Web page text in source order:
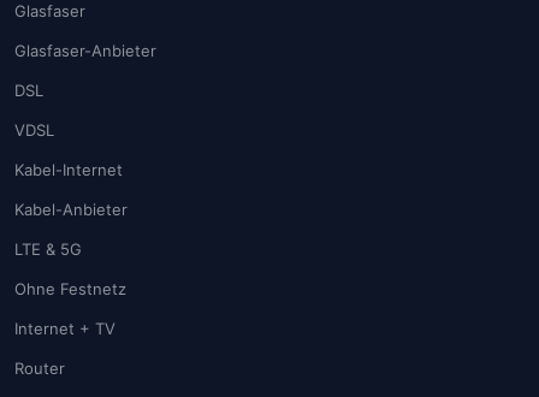
Glasfaser
Glasfaser-Anbieter
DSL
VDSL
Kabel-Internet
Kabel-Anbieter
LTE & 5G
Ohne Festnetz
Internet + TV
Router